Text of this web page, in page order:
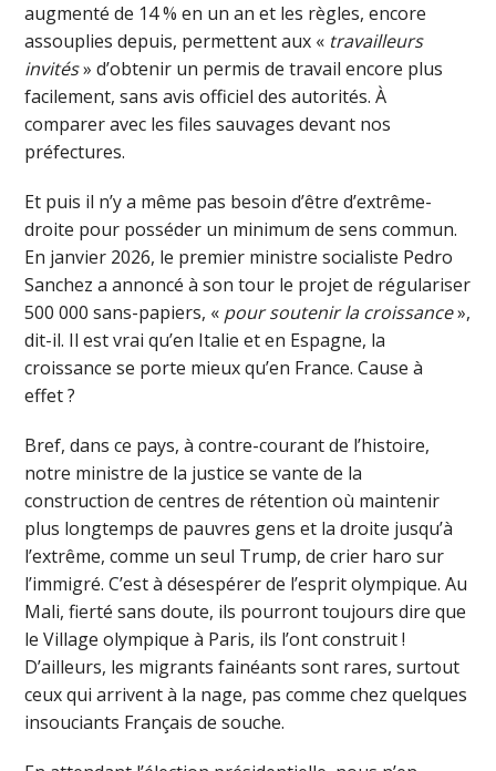
augmenté de 14 % en un an et les règles, encore
assouplies depuis, permettent aux « travailleurs
invités» d’obtenir un permis de travail encore plus
facilement, sans avis officiel des autorités. À
comparer avec les files sauvages devant nos
préfectures.
Et puis il n’y a même pas besoin d’être d’extrême-
droite pour posséder un minimum de sens commun.
En janvier 2026, le premier ministre socialiste Pedro
Sanchez a annoncé à son tour le projet de régulariser
500 000 sans-papiers, « pour soutenir la croissance»,
dit-il. Il est vrai qu’en Italie et en Espagne, la
croissance se porte mieux qu’en France. Cause à
effet ?
Bref, dans ce pays, à contre-courant de l’histoire,
notre ministre de la justice se vante de la
construction de centres de rétention où maintenir
plus longtemps de pauvres gens et la droite jusqu’à
l’extrême, comme un seul Trump, de crier haro sur
l’immigré. C’est à désespérer de l’esprit olympique. Au
Mali, fierté sans doute, ils pourront toujours dire que
le Village olympique à Paris, ils l’ont construit !
D’ailleurs, les migrants fainéants sont rares, surtout
ceux qui arrivent à la nage, pas comme chez quelques
insouciants Français de souche.